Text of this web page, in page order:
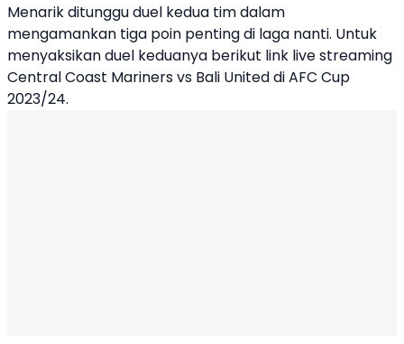
Menarik ditunggu duel kedua tim dalam
mengamankan tiga poin penting di laga nanti. Untuk
menyaksikan duel keduanya berikut link live streaming
Central Coast Mariners vs Bali United di AFC Cup
2023/24.